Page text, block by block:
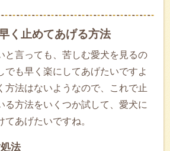
く止めてあげる方法
と言っても、苦しむ愛犬を見るの
でも早く楽にしてあげたいですよ
方法はないようなので、これで止
る方法をいくつか試して、愛犬に
あげたいですね。
法